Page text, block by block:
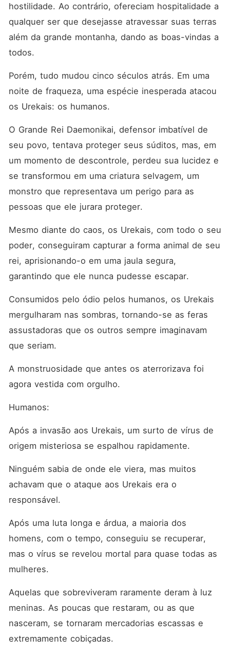
se tornar uma escrava
sexual? Nota do autor: Este
é um romance sombrio para
adultos, com vários tópicos
delicados, como violência.
diferente, pronto para
começar sem saber o que
esperar, então mergulhe
escrava mais odiada do rei".
hostilidade. Ao contrário, ofereciam hospitalidade a
qualquer ser que desejasse atravessar suas terras
além da grande montanha, dando as boas-vindas a
todos.
Porém, tudo mudou cinco séculos atrás. Em uma
noite de fraqueza, uma espécie inesperada atacou
os Urekais: os humanos.
O Grande Rei Daemonikai, defensor imbatível de
seu povo, tentava proteger seus súditos, mas, em
um momento de descontrole, perdeu sua lucidez e
se transformou em uma criatura selvagem, um
monstro que representava um perigo para as
pessoas que ele jurara proteger.
Mesmo diante do caos, os Urekais, com todo o seu
poder, conseguiram capturar a forma animal de seu
rei, aprisionando-o em uma jaula segura,
garantindo que ele nunca pudesse escapar.
Consumidos pelo ódio pelos humanos, os Urekais
mergulharam nas sombras, tornando-se as feras
assustadoras que os outros sempre imaginavam
que seriam.
A monstruosidade que antes os aterrorizava foi
agora vestida com orgulho.
Humanos:
Após a invasão aos Urekais, um surto de vírus de
origem misteriosa se espalhou rapidamente.
Ninguém sabia de onde ele viera, mas muitos
achavam que o ataque aos Urekais era o
responsável.
Após uma luta longa e árdua, a maioria dos
homens, com o tempo, conseguiu se recuperar,
mas o vírus se revelou mortal para quase todas as
mulheres.
Aquelas que sobreviveram raramente deram à luz
meninas. As poucas que restaram, ou as que
nasceram, se tornaram mercadorias escassas e
extremamente cobiçadas.